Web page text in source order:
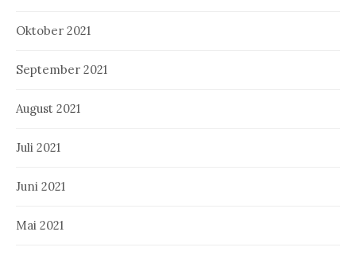
Oktober 2021
September 2021
August 2021
Juli 2021
Juni 2021
Mai 2021